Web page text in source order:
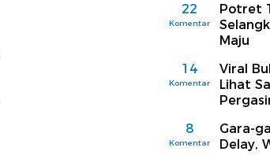
22
Komentar
Potret
Maju
14
Komentar
Viral
Lihat
8
Komentar
Gara-
Delay,